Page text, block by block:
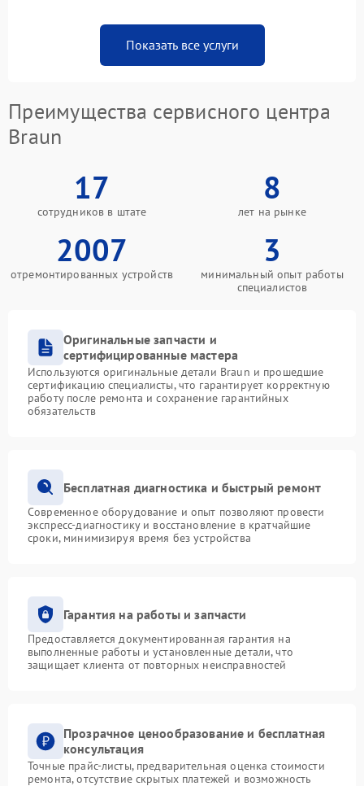
Показать все услуги
Преимущества сервисного центра
Braun
17
сотрудников в штате
8
лет на рынке
2007
отремонтированных устройств
3
минимальный опыт работы
специалистов
Оригинальные запчасти и
сертифицированные мастера
Используются оригинальные детали Braun и прошедшие
сертификацию специалисты, что гарантирует корректную
работу после ремонта и сохранение гарантийных
обязательств
Бесплатная диагностика и быстрый ремонт
Современное оборудование и опыт позволяют провести
экспресс-диагностику и восстановление в кратчайшие
сроки, минимизируя время без устройства
Гарантия на работы и запчасти
Предоставляется документированная гарантия на
выполненные работы и установленные детали, что
защищает клиента от повторных неисправностей
Прозрачное ценообразование и бесплатная
консультация
Точные прайс-листы, предварительная оценка стоимости
ремонта, отсутствие скрытых платежей и возможность